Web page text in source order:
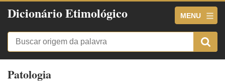
Dicionário Etimológico MENU
Patologia